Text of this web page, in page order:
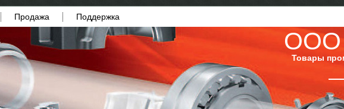
Продажа Поддержка
ООО
Товары